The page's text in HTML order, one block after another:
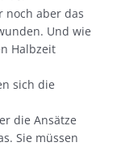
noch aber das
Und wie
Halbzeit
sich die
die Ansätze
Sie müssen